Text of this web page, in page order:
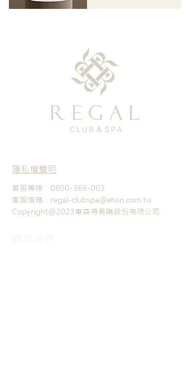
隱私權聲明
客服專線：0800-366-003
客服信箱：regal-clubspa@ehsn.com.tw
Copyright@2023東森得易購股份有限公司